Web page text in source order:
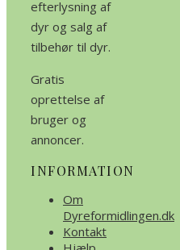
efterlysning af
dyr og salg af
tilbehør til dyr.
Gratis
oprettelse af
bruger og
annoncer.
INFORMATION
Om
Dyreformidlingen.dk
Kontakt